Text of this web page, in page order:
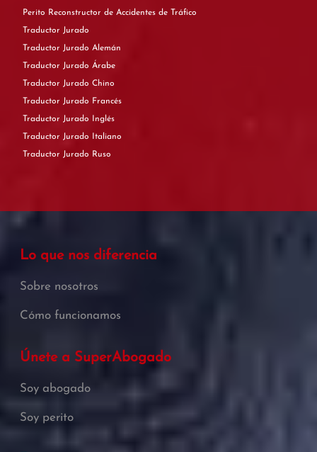
Perito Reconstructor de Accidentes de Tráfico
Traductor Jurado
Traductor Jurado Alemán
Traductor Jurado Árabe
Traductor Jurado Chino
Traductor Jurado Francés
Traductor Jurado Inglés
Traductor Jurado Italiano
Traductor Jurado Ruso
Lo que nos diferencia
Sobre nosotros
Cómo funcionamos
Únete a SuperAbogado
Soy abogado
Soy perito